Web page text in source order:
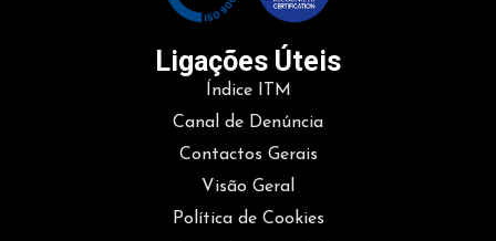
Ligações Úteis
Índice ITM
Canal de Denúncia
Contactos Gerais
Visão Geral
Política de Cookies